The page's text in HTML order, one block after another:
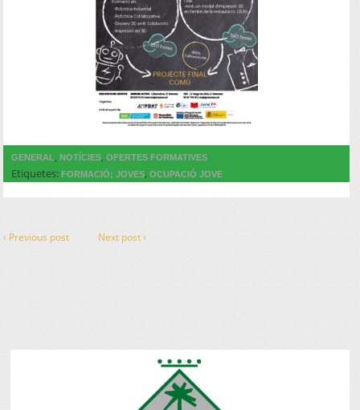
GENERAL,NOTÍCIES,OFERTES FORMATIVES
Etiquetes:FORMACIÓ; JOVES,OCUPACIÓ JOVE
‹ Previous post Next post ›